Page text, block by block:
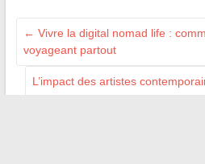
← Vivre la digital nomad life :
voyageant partout
L’impact des artistes